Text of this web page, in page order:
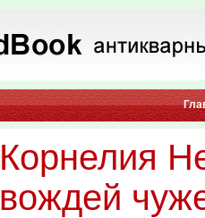
Корнелия
вождей